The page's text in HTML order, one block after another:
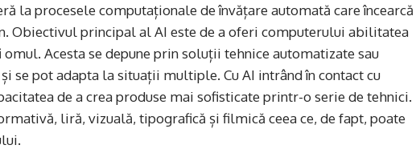
la procesele computaționale de învățare automată care încearcă
Obiectivul principal al AI este de a oferi computerului abilitatea
omul. Acesta se depune prin soluții tehnice automatizate sau
se pot adapta la situații multiple. Cu AI intrând în contact cu
de a crea produse mai sofisticate printr-o serie de tehnici.
liră, vizuală, tipografică și filmică ceea ce, de fapt, poate